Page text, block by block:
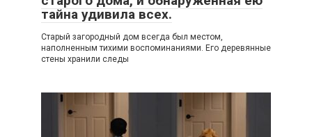
тайна удивила всех.
Старый загородный дом всегда был местом,
наполненным тихими воспоминаниями. Его деревянные
стены хранили следы